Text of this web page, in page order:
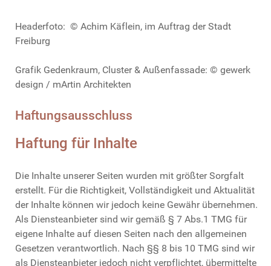
Headerfoto: © Achim Käflein, im Auftrag der Stadt
Freiburg
Grafik Gedenkraum, Cluster & Außenfassade: © gewerk
design / mArtin Architekten
Haftungsausschluss
Haftung für Inhalte
Die Inhalte unserer Seiten wurden mit größter Sorgfalt
erstellt. Für die Richtigkeit, Vollständigkeit und Aktualität
der Inhalte können wir jedoch keine Gewähr übernehmen.
Als Diensteanbieter sind wir gemäß § 7 Abs.1 TMG für
eigene Inhalte auf diesen Seiten nach den allgemeinen
Gesetzen verantwortlich. Nach §§ 8 bis 10 TMG sind wir
als Diensteanbieter jedoch nicht verpflichtet, übermittelte